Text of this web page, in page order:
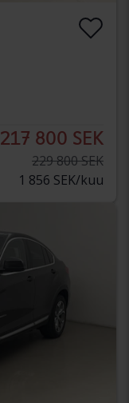
217 800 SEK
229 800 SEK
1 856 SEK/kuu